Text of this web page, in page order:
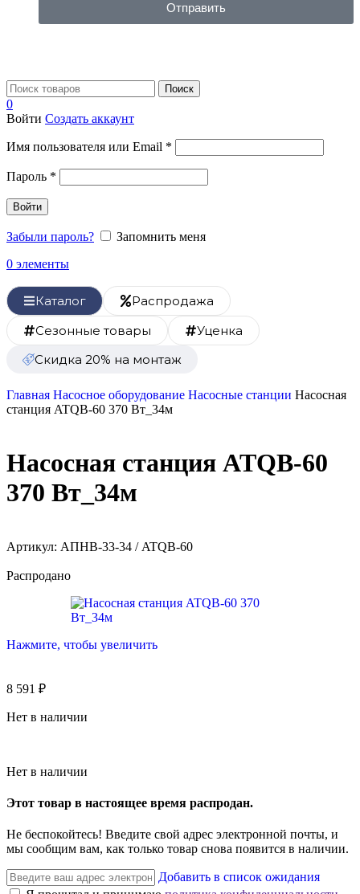
Отправить
Поиск
0
Войти Создать аккаунт
Имя пользователя или Email *
Пароль *
Войти
Забыли пароль?
Запомнить меня
0 элементы
Каталог
Распродажа
Сезонные товары
Уценка
Скидка 20% на монтаж
Главная Насосное оборудование Насосные станции Насосная
станция ATQB-60 370 Вт_34м
Насосная станция ATQB-60
370 Вт_34м
Артикул: АПНВ-33-34 / ATQB-60
Распродано
Нажмите, чтобы увеличить
8 591 ₽
Нет в наличии
Нет в наличии
Этот товар в настоящее время распродан.
Не беспокойтесь! Введите свой адрес электронной почты, и
мы сообщим вам, как только товар снова появится в наличии.
Добавить в список ожидания